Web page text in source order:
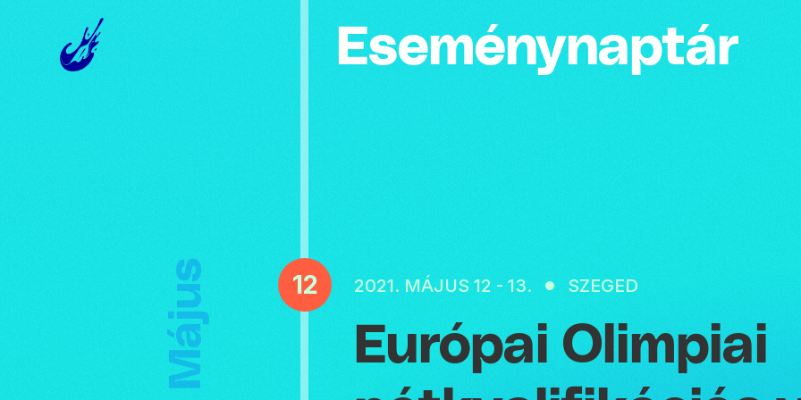
Esemény­naptár
Május 12 2021. MÁJUS 12 - 13. SZEGED
Európai Olimpiai